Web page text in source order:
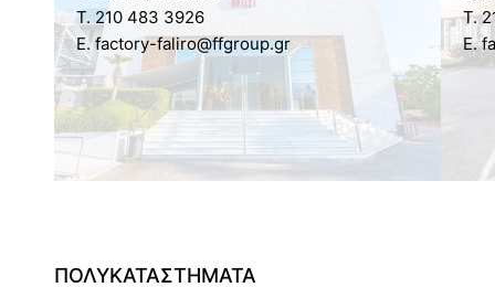
ΠΟΛΥΚΑΤΑΣΤΗΜΑΤΑ
Τ. 210 483 3926
E. factory-faliro@ffgroup.gr
Τ.
E.